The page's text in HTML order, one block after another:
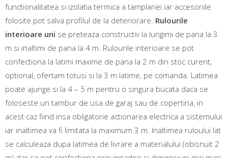
functionalitatea si izolatia termica a tamplariei iar accesoriile
folosite pot salva profilul de la deteriorare. Rulourile
interioare uni se preteaza constructiv la lungimi de pana la 3
m si inaltimi de pana la 4 m. Rulourile interioare se pot
confectiona la latimi maxime de pana la 2 m din stoc curent,
optional, ofertam totusi si la 3 m latime, pe comanda. Latimea
poate ajunge si la 4 – 5 m pentru o singura bucata daca se
foloseste un tambur de usa de garaj sau de copertina, in
acest caz fiind insa obligatorie actionarea electrica a sistemului
iar inaltimea va fi limitata la maximum 3 m. Inaltimea ruloului lat
se calculeaza dupa latimea de livrare a materialului (obisnuit 2